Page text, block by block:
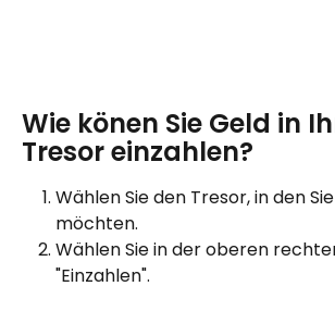
Wie könen Sie Geld in
Tresor einzahlen?
Wählen Sie den Tresor, in den
möchten.
Wählen Sie in der oberen
"Einzahlen".